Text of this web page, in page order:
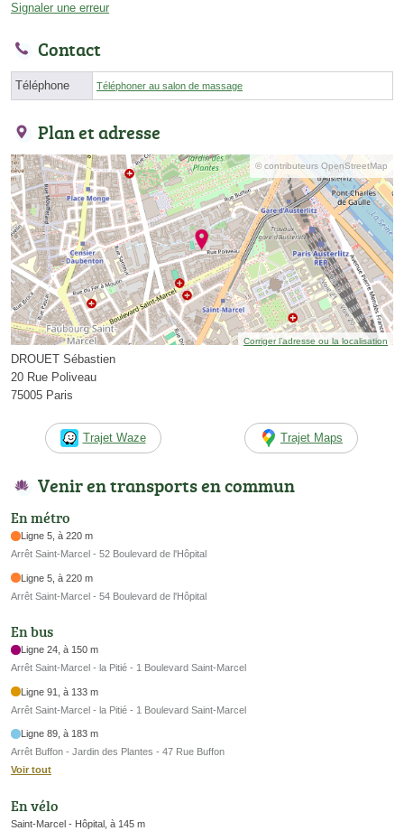
Signaler une erreur
Contact
Téléphone Téléphoner au salon de massage
Plan et adresse
© contributeurs OpenStreetMap
Corriger l’adresse ou la localisation
DROUET Sébastien
20 Rue Poliveau
75005 Paris
Trajet Waze Trajet Maps
Venir en transports en commun
En métro
Ligne 5, à 220 m
Arrêt Saint-Marcel - 52 Boulevard de l'Hôpital
Ligne 5, à 220 m
Arrêt Saint-Marcel - 54 Boulevard de l'Hôpital
En bus
Ligne 24, à 150 m
Arrêt Saint-Marcel - la Pitié - 1 Boulevard Saint-Marcel
Ligne 91, à 133 m
Arrêt Saint-Marcel - la Pitié - 1 Boulevard Saint-Marcel
Ligne 89, à 183 m
Arrêt Buffon - Jardin des Plantes - 47 Rue Buffon
Voir tout
En vélo
Saint-Marcel - Hôpital, à 145 m